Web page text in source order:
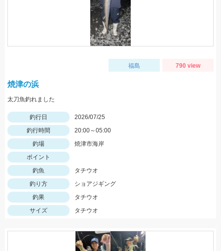
福島 790 view
焼津の浜
太刀魚釣れました
釣行日
2026/07/25
釣行時間
20:00～05:00
釣場
焼津市海岸
ポイント
釣魚
タチウオ
釣り方
ショアジギング
釣果
タチウオ
サイズ
タチウオ